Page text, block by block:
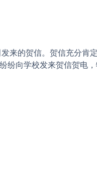
来的贺信。贺信充分肯
纷向学校发来贺信贺电